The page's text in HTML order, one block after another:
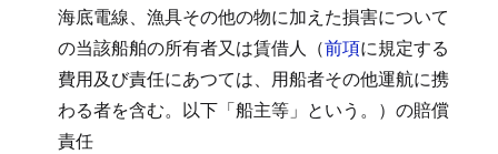
海底電線、漁具その他の物に加えた損害について
の当該船舶の所有者又は賃借人（前項に規定する
費用及び責任にあつては、用船者その他運航に携
わる者を含む。以下「船主等」という。）の賠償
責任